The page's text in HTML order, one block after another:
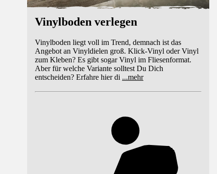
Vinylboden verlegen
Vinylboden liegt voll im Trend, demnach ist das
Angebot an Vinyldielen groß. Klick-Vinyl oder Vinyl
zum Kleben? Es gibt sogar Vinyl im Fliesenformat.
Aber für welche Variante solltest Du Dich
entscheiden? Erfahre hier di ...mehr